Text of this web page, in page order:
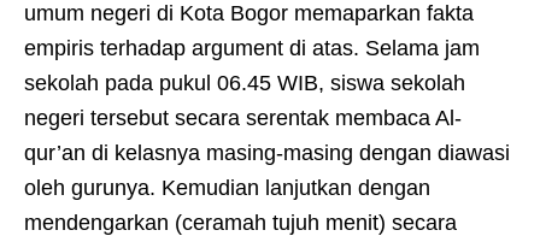
umum negeri di Kota Bogor memaparkan fakta
empiris terhadap argument di atas. Selama jam
sekolah pada pukul 06.45 WIB, siswa sekolah
negeri tersebut secara serentak membaca Al-
qur’an di kelasnya masing-masing dengan diawasi
oleh gurunya. Kemudian lanjutkan dengan
mendengarkan (ceramah tujuh menit) secara